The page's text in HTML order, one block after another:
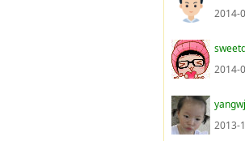
2014-
2014-
2013-